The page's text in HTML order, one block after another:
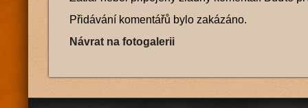
Přidávání komentářů bylo zakázáno.
Návrat na fotogalerii